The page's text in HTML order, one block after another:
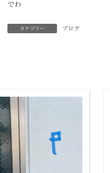
でわ
カテゴリー ブログ